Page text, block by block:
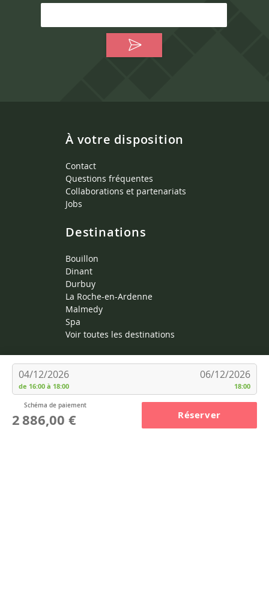
04/12/2026
de 16:00 à 18:00
06/12/2026
18:00
Schéma de paiement
2 886,00 € Réserver
À votre disposition
Contact
Questions fréquentes
Collaborations et partenariats
Jobs
Destinations
Bouillon
Dinant
Durbuy
La Roche-en-Ardenne
Malmedy
Spa
Voir toutes les destinations
Service Client
Qui sommes-nous ?
Le Rési-Pass
Clauses légales
Notre équipe